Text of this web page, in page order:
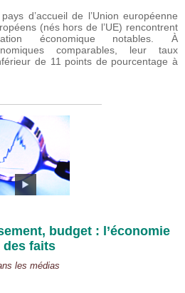
d’accueil de l’Union européenne
(nés hors de l’UE) rencontrent
économique notables. À
comparables, leur taux
de 11 points de pourcentage à
budget : l’économie
des faits
les médias